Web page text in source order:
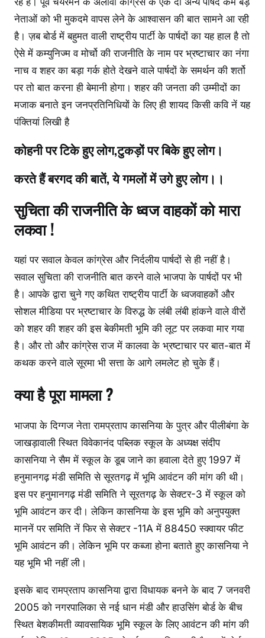
नेताओं को भी मुकदमे वापस लेने के आश्वासन की बात सामने आ रही
है। ज़ब बोर्ड में बहुमत वाली राष्ट्रीय पार्टी के पार्षदों का यह हाल है तो
ऐसे में कम्युनिज्म व मोर्चो की राजनीति के नाम पर भ्रष्टाचार का नंगा
नाच व शहर का बड़ा गर्क होते देखने वाले पार्षदों के समर्थन की शर्तो
पर तो बात करना ही बेमानी होगा। शहर की जनता की उम्मीदों का
मजाक बनाते इन जनप्रतिनिधियों के लिए ही शायद किसी कवि नें यह
पंक्तियां लिखी है
कोहनी पर टिके हुए लोग,टुकड़ों पर बिके हुए लोग।
करते हैं बरगद की बातें, ये गमलों में उगे हुए लोग।।
सुचिता की राजनीति के ध्वज वाहकों को मारा
लकवा !
यहां पर सवाल केवल कांग्रेस और निर्दलीय पार्षदों से ही नहीं है।
सवाल सुचिता की राजनीति बात करने वाले भाजपा के पार्षदों पर भी
है। आपके द्वारा चुने गए कथित राष्ट्रीय पार्टी के ध्वजवाहकों और
सोशल मीडिया पर भ्रष्टाचार के विरुद्ध के लंबी लंबी हांकने वाले वीरों
को शहर की शहर की इस बेकीमती भूमि की लूट पर लकवा मार गया
है। और तो और कांग्रेस राज में कालवा के भ्रष्टाचार पर बात-बात में
कथक करने वाले सूरमा भी सत्ता के आगे लमलेट हो चुके हैं।
क्या है पूरा मामला ?
भाजपा के दिग्गज नेता रामप्रताप कासनिया के पुत्र और पीलीबंगा के
जाखड़ावाली स्थित विवेकानंद पब्लिक स्कूल के अध्यक्ष संदीप
कासनिया ने सैम में स्कूल के डूब जाने का हवाला देते हुए 1997 में
हनुमानगढ़ मंडी समिति से सूरतगढ़ में भूमि आवंटन की मांग की थी।
इस पर हनुमानगढ़ मंडी समिति ने सूरतगढ़ के सेक्टर-3 में स्कूल को
भूमि आवंटन कर दी। लेकिन कासनिया के इस भूमि को अनुपयुक्त
माननें पर समिति नें फिर से सेक्टर -11A में 88450 स्क्वायर फीट
भूमि आवंटन की। लेकिन भूमि पर कब्जा होना बताते हुए कासनिया ने
यह भूमि भी नहीं ली।
इसके बाद रामप्रताप कासनिया द्वारा विधायक बनने के बाद 7 जनवरी
2005 को नगरपालिका से नई धान मंडी और हाउसिंग बोर्ड के बीच
स्थित बेशकीमती व्यावसायिक भूमि स्कूल के लिए आवंटन की मांग की